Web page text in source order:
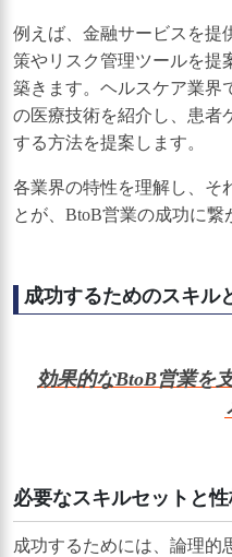
例えば、金融サービスを提
策やリスク管理ツールを提
築きます。ヘルスケア業界
の医療技術を紹介し、患者
する方法を提案します。
各業界の特性を理解し、そ
とが、BtoB営業の成功に繋
成功するためのスキル
効果的なBtoB営業を
必要なスキルセットと
成功するためには、論理的